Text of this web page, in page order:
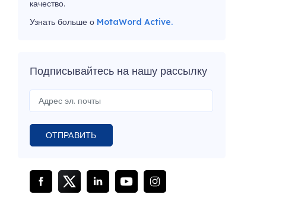
качество.
Узнать больше о MotaWord Active.
Подписывайтесь на нашу рассылку
ОТПРАВИТЬ